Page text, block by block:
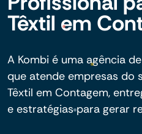
Têxtil em
A Kombi é uma agência
que atende empresas do
Têxtil em Contagem,
e estratégias para gerar